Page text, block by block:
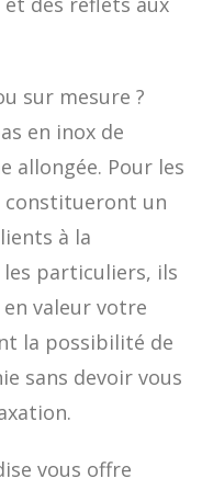
sur mesure ?
en inox de
allongée. Pour les
constitueront un
à la
particuliers, ils
valeur votre
la possibilité de
sans devoir vous
vous offre